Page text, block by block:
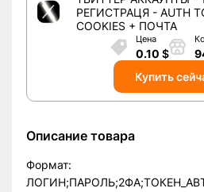
РЕГИСТРАЦЯ - AUTH
COOKIES + ПОЧТА
Цена
0.10 $
Купить
Описание товара
Формат: